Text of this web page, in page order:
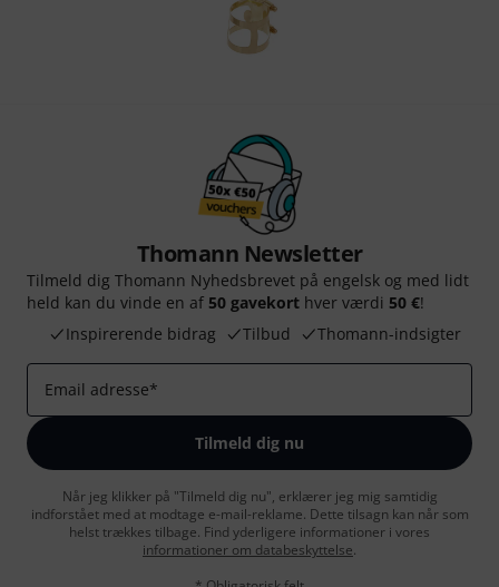
Thomann Newsletter
Tilmeld dig Thomann Nyhedsbrevet på engelsk og med lidt
held kan du vinde en af 50 gavekort hver værdi 50 €!
Inspirerende bidrag
Tilbud Thomann-indsigter
Email adresse*
Tilmeld dig nu
Når jeg klikker på "Tilmeld dig nu", erklærer jeg mig samtidig
indforstået med at modtage e-mail-reklame. Dette tilsagn kan når som
helst trækkes tilbage. Find yderligere informationer i vores
informationer om databeskyttelse.